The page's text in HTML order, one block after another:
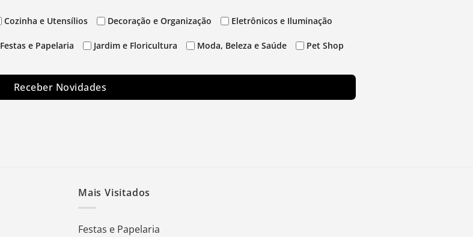
Cozinha e Utensílios Decoração e Organização Eletrônicos e Iluminação
Festas e Papelaria Jardim e Floricultura Moda, Beleza e Saúde Pet Shop
Receber Novidades
Mais Visitados
Festas e Papelaria